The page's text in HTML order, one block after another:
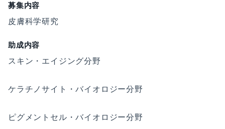
募集内容
皮膚科学研究
助成内容
スキン・エイジング分野
ケラチノサイト・バイオロジー分野
ピグメントセル・バイオロジー分野